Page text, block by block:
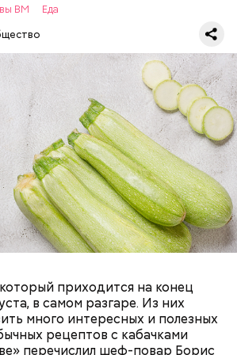
ВМ
Еда
приходится на конец
в самом разгаре. Из них
много интересных и полезных
рецептов с кабачками
перечислил шеф-повар Борис
РЕЦЕПТЫ
борщ, щи, котлеты,
и сыром, пироги, омлет,
там везде используется
никакого вреда от него не будет.
рацион питания человека, тем
это исключает вероятность
микроэлементов, —